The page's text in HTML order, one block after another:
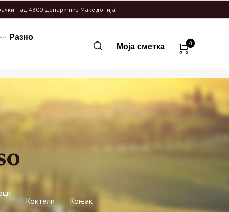
над 4300 денари низ Македонија.
Разно
Моја сметка 0
Коктели Коњак